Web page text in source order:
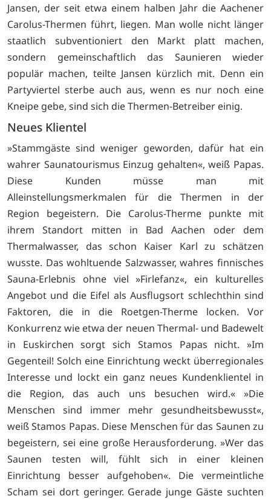
Jansen, der seit etwa einem halben Jahr die Aachener
Carolus-Thermen führt, liegen. Man wolle nicht länger
staatlich subventioniert den Markt platt machen,
sondern gemeinschaftlich das Saunieren wieder
populär machen, teilte Jansen kürzlich mit. Denn ein
Partyviertel sterbe auch aus, wenn es nur noch eine
Kneipe gebe, sind sich die Thermen-Betreiber einig.
Neues Klientel
»Stammgäste sind weniger geworden, dafür hat ein
wahrer Saunatourismus Einzug gehalten«, weiß Papas.
Diese Kunden müsse man mit
Alleinstellungsmerkmalen für die Thermen in der
Region begeistern. Die Carolus-Therme punkte mit
ihrem Standort mitten in Bad Aachen oder dem
Thermalwasser, das schon Kaiser Karl zu schätzen
wusste. Das wohltuende Salzwasser, wahres finnisches
Sauna-Erlebnis ohne viel »Firlefanz«, ein kulturelles
Angebot und die Eifel als Ausflugsort schlechthin sind
Faktoren, die in die Roetgen-Therme locken. Vor
Konkurrenz wie etwa der neuen Thermal- und Badewelt
in Euskirchen sorgt sich Stamos Papas nicht. »Im
Gegenteil! Solch eine Einrichtung weckt überregionales
Interesse und lockt ein ganz neues Kundenklientel in
die Region, das auch uns besuchen wird.« »Die
Menschen sind immer mehr gesundheitsbewusst«,
weiß Stamos Papas. Diese Menschen für das Saunen zu
begeistern, sei eine große Herausforderung. »Wer das
Saunen testen will, fühlt sich in einer kleinen
Einrichtung besser aufgehoben«. Die vermeintliche
Scham sei dort geringer. Gerade junge Gäste suchten